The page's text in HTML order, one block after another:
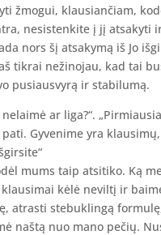
žmogui, klausiančiam,
nesistenkite į jį atsakyti
nors šį atsakymą iš Jo
tikrai nežinojau, kad tai
pusiausvyrą ir stabilumą.
ar liga?“.
Gyvenime yra
mums taip atsitiko. Ką
kėlė neviltį ir
atrasti stebuklingą
naštą nuo mano pečių.